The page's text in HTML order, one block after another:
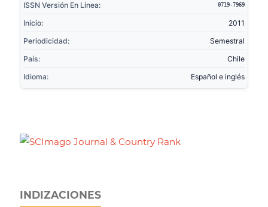
ISSN Versión En Línea: 0719-7969
Inicio:
2011
Periodicidad:
Semestral
País:
Chile
Idioma:
Español e inglés
INDIZACIONES